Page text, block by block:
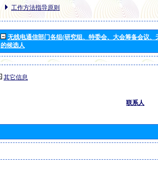
工作方法指导原则
无线电通信部门各组(研究组、特委会、大会筹备会议
的候选人
其它信息
联系人